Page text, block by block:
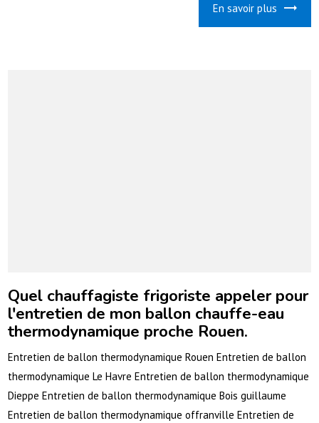
En savoir plus
Quel chauffagiste frigoriste appeler pour
l'entretien de mon ballon chauffe-eau
thermodynamique proche Rouen.
Entretien de ballon thermodynamique Rouen Entretien de ballon
thermodynamique Le Havre Entretien de ballon thermodynamique
Dieppe Entretien de ballon thermodynamique Bois guillaume
Entretien de ballon thermodynamique offranville Entretien de